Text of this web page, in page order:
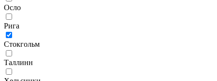
Осло
Рига
Стокгольм
Таллинн